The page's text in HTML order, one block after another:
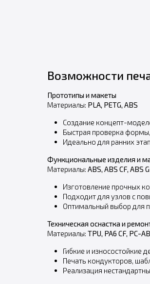
Возможности
Прототипы и макеты
Материалы: PLA, PETG, ABS
Создание концепт-
Быстрая проверка
Идеально для ранних
Функциональные изделия и
Материалы: ABS, ABS CF, ABS
Изготовление прочных
Подходит для узлов с
Оптимальный выбор для
Техническая оснастка и
Материалы: TPU, PA6 CF, PC-
Гибкие и износостойкие
Печать кондукторов,
Реализация